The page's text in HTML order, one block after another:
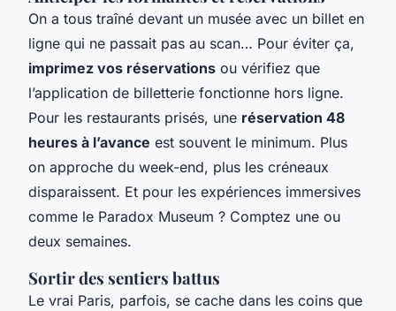
On a tous traîné devant un musée avec un billet en
ligne qui ne passait pas au scan… Pour éviter ça,
imprimez vos réservations ou vérifiez que
l’application de billetterie fonctionne hors ligne.
Pour les restaurants prisés, une réservation 48
heures à l’avance est souvent le minimum. Plus
on approche du week-end, plus les créneaux
disparaissent. Et pour les expériences immersives
comme le Paradox Museum ? Comptez une ou
deux semaines.
Sortir des sentiers battus
Le vrai Paris, parfois, se cache dans les coins que